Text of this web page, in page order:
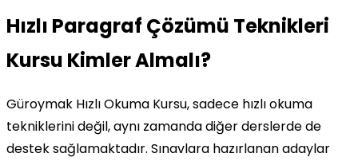
Hızlı Paragraf Çözümü Teknikleri
Kursu Kimler Almalı?
Güroymak Hızlı Okuma Kursu, sadece hızlı okuma
tekniklerini değil, aynı zamanda diğer derslerde de
destek sağlamaktadır. Sınavlara hazırlanan adaylar